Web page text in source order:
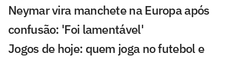
Neymar vira manchete na Europa após
confusão: 'Foi lamentável'
Jogos de hoje: quem joga no futebol e